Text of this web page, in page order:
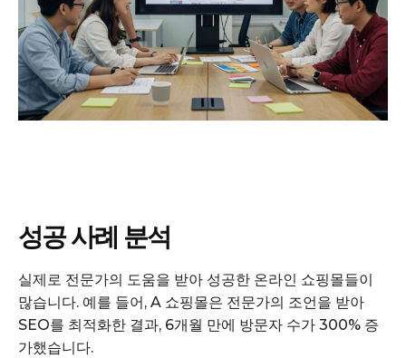
성공 사례 분석
실제로 전문가의 도움을 받아 성공한 온라인 쇼핑몰들이
많습니다. 예를 들어, A 쇼핑몰은 전문가의 조언을 받아
SEO를 최적화한 결과, 6개월 만에 방문자 수가 300% 증
가했습니다.